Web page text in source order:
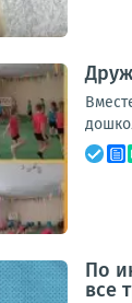
По
все